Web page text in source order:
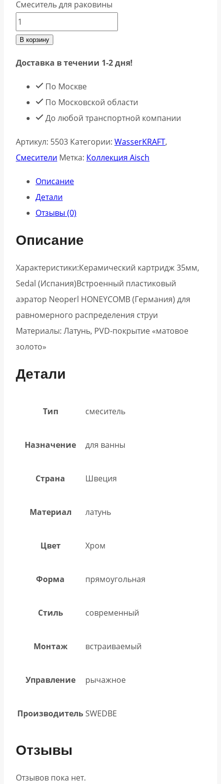
Смеситель для раковины
В корзину
Доставка в течении 1-2 дня!
По Москве
По Московской области
До любой транспортной компании
Артикул: 5503 Категории: WasserKRAFT,
Смесители Метка: Коллекция Aisch
Описание
Детали
Отзывы (0)
Описание
Характеристики:Керамический картридж 35мм,
Sedal (Испания)Встроенный пластиковый
аэратор Neoperl HONEYCOMB (Германия) для
равномерного распределения струи
Материалы: Латунь, PVD-покрытие «матовое
золото»
Детали
Тип смеситель
Назначение для ванны
Страна Швеция
Материал латунь
Цвет Хром
Форма прямоугольная
Стиль современный
Монтаж встраиваемый
Управление рычажное
Производитель SWEDBE
Отзывы
Отзывов пока нет.